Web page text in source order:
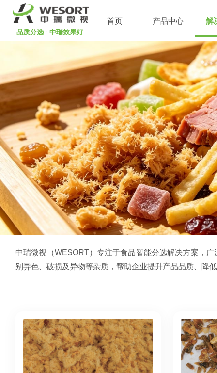
品质分选 · 中瑞效果好
首页 产品中心 解
中瑞微视（WESORT）专注于食品智能分选解决方案，
别异色、破损及异物等杂质，帮助企业提升产品品质、降